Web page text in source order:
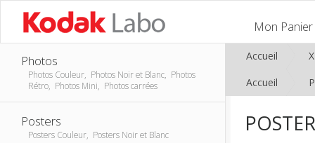
Mon Panier
Photos
Photos Couleur, Photos Noir et Blanc, Photos
Rétro, Photos Mini, Photos carrées
Posters
Posters Couleur, Posters Noir et Blanc
Accueil
Accueil